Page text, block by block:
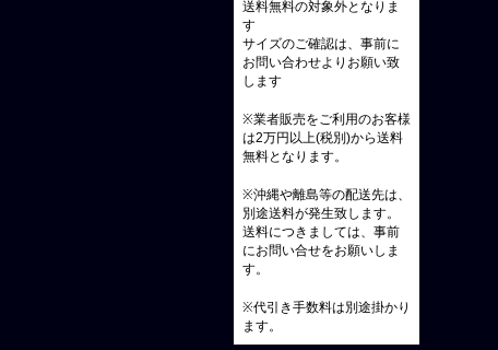
送料無料の対象外となりま
す
サイズのご確認は、事前に
お問い合わせよりお願い致
します
※業者販売をご利用のお客様
は2万円以上(税別)から送料
無料となります。
※沖縄や離島等の配送先は、
別途送料が発生致します。
送料につきましては、事前
にお問い合せをお願いしま
す。
※代引き手数料は別途掛かり
ます。